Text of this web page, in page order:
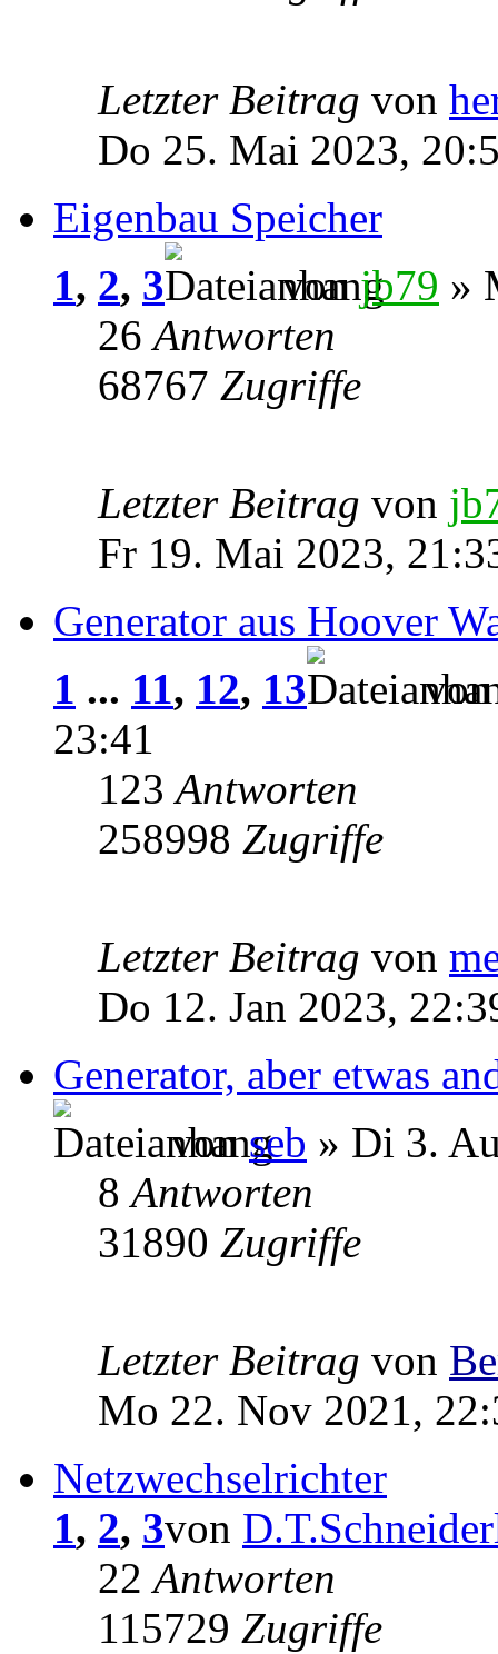
Letzter Beitrag von
Do 25. Mai 2023,
Eigenbau Speicher
1, 2, 3 vonjb79 »
26Antworten
68767 Zugriffe
Letzter Beitrag von
Fr 19. Mai 2023,
Generator aus Hoover
1 ... 11, 12, 13
23:41
123Antworten
258998 Zugriffe
Letzter Beitrag von
Do 12. Jan 2023,
Generator, aber etwas
vonseb » Di 3.
8Antworten
31890 Zugriffe
Letzter Beitrag von
Mo 22. Nov 2021,
Netzwechselrichter
1, 2, 3von
22Antworten
115729 Zugriffe